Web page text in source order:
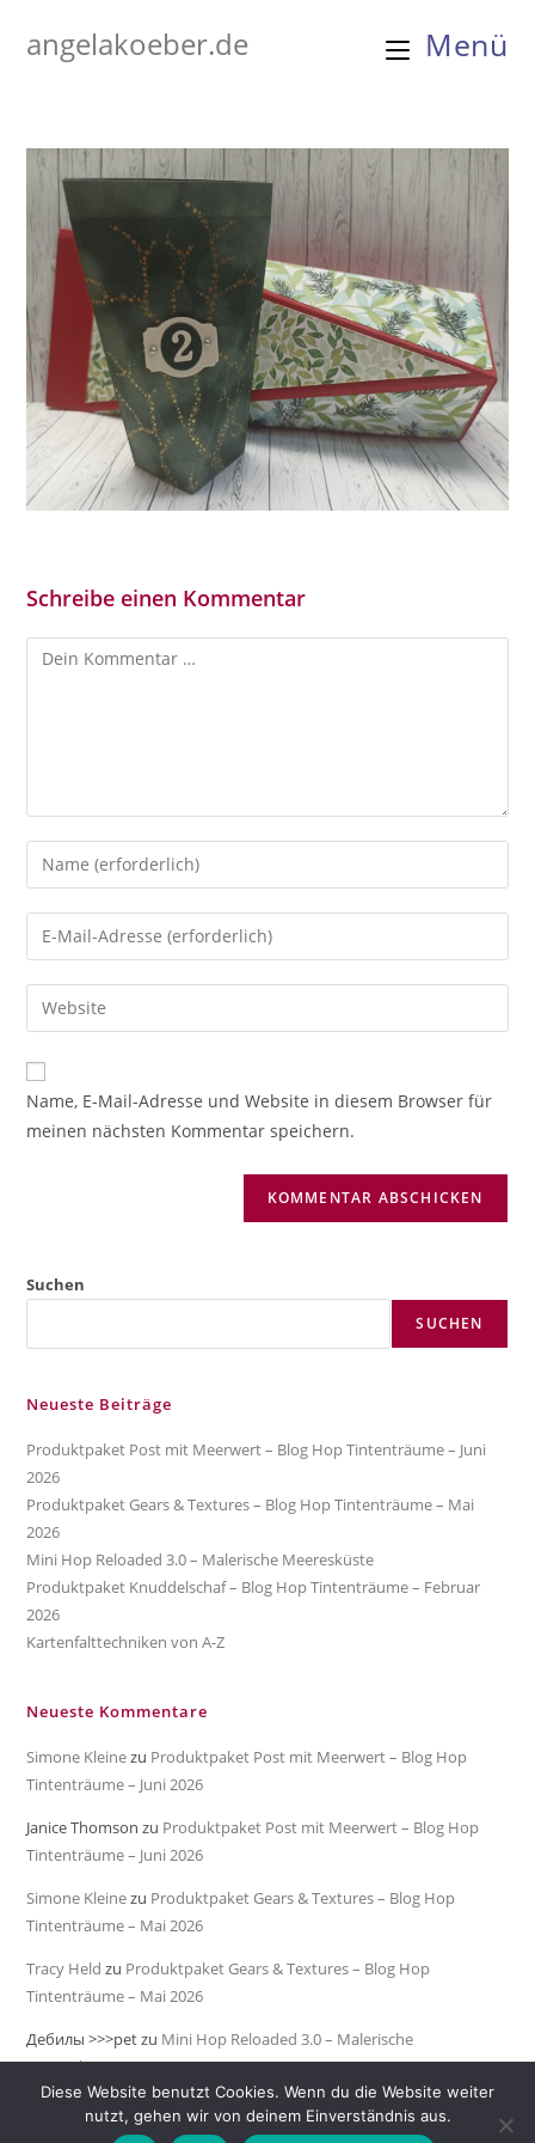
Inhaltangelakoeber.de Menü
Schreibe einen Kommentar
Kommentar
Gib
deinen
Namen
oder
zum
Kommentieren
ein
Gib
deine
E-
Mail-
zum
Kommentieren
ein
Gib
deine
Website-
URL
Name, E-Mail-Adresse und Website in diesem Browser für
meinen nächsten Kommentar speichern.
Suchen
SUCHEN
Neueste Beiträge
Produktpaket Post mit Meerwert – Blog Hop Tintenträume – Juni
2026
Produktpaket Gears & Textures – Blog Hop Tintenträume – Mai
2026
Mini Hop Reloaded 3.0 – Malerische Meeresküste
Produktpaket Knuddelschaf – Blog Hop Tintenträume – Februar
2026
Kartenfalttechniken von A-Z
Neueste Kommentare
Simone Kleinezu Produktpaket Post mit Meerwert – Blog Hop
Tintenträume – Juni 2026
Janice Thomson zu Produktpaket Post mit Meerwert – Blog Hop
Tintenträume – Juni 2026
Simone Kleinezu Produktpaket Gears & Textures – Blog Hop
Tintenträume – Mai 2026
Tracy Held zu Produktpaket Gears & Textures – Blog Hop
Tintenträume – Mai 2026
Дебилы >>>petzu Mini Hop Reloaded 3.0 – Malerische
Meeresküste
Diese Website benutzt Cookies. Wenn du die Website weiter
nutzt, gehen wir von deinem Einverständnis aus.